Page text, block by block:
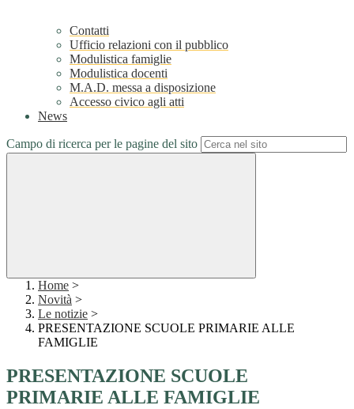
Contatti
Ufficio relazioni con il pubblico
Modulistica famiglie
Modulistica docenti
M.A.D. messa a disposizione
Accesso civico agli atti
News
Campo di ricerca per le pagine del sito
Home >
Novità >
Le notizie >
PRESENTAZIONE SCUOLE PRIMARIE ALLE
FAMIGLIE
PRESENTAZIONE SCUOLE
PRIMARIE ALLE FAMIGLIE